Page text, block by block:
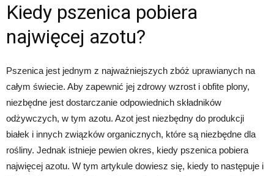
Kiedy pszenica pobiera
najwięcej azotu?
Pszenica jest jednym z najważniejszych zbóż uprawianych na
całym świecie. Aby zapewnić jej zdrowy wzrost i obfite plony,
niezbędne jest dostarczanie odpowiednich składników
odżywczych, w tym azotu. Azot jest niezbędny do produkcji
białek i innych związków organicznych, które są niezbędne dla
rośliny. Jednak istnieje pewien okres, kiedy pszenica pobiera
najwięcej azotu. W tym artykule dowiesz się, kiedy to następuje i